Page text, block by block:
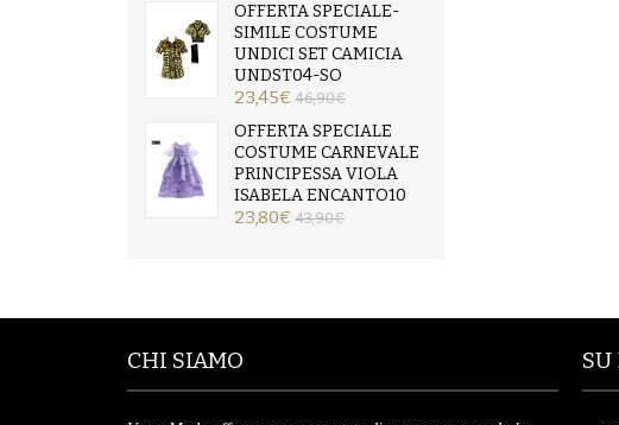
OFFERTA SPECIALE-
SIMILE COSTUME
UNDICI SET CAMICIA
UNDST04-SO
23,45€ 46,90€
OFFERTA SPECIALE
COSTUME CARNEVALE
PRINCIPESSA VIOLA
ISABELA ENCANTO10
23,80€ 43,90€
CHI SIAMO SU